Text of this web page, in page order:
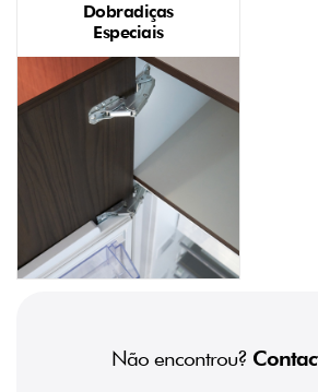
Dobradiças
Especiais
Não encontrou?